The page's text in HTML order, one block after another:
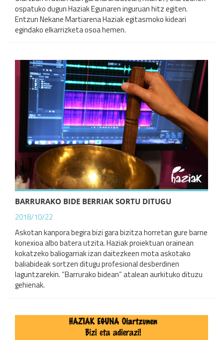
ospatuko dugun Haziak Egunaren inguruan hitz egiten.
Entzun Nekane Martiarena Haziak egitasmoko kideari
egindako elkarrizketa osoa hemen.
BARRURAKO BIDE BERRIAK SORTU DITUGU
2018/10/22
Askotan kanpora begira bizi gara bizitza horretan gure barne
konexioa albo batera utzita. Haziak proiektuan orainean
kokatzeko baliogarriak izan daitezkeen mota askotako
baliabideak sortzen ditugu profesional desberdinen
laguntzarekin. “Barrurako bidean” atalean aurkituko dituzu
gehienak.